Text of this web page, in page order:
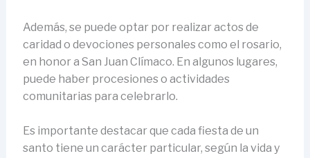
Además, se puede optar por realizar actos de
caridad o devociones personales como el rosario,
en honor a San Juan Clímaco. En algunos lugares,
puede haber procesiones o actividades
comunitarias para celebrarlo.
Es importante destacar que cada fiesta de un
santo tiene un carácter particular, según la vida y